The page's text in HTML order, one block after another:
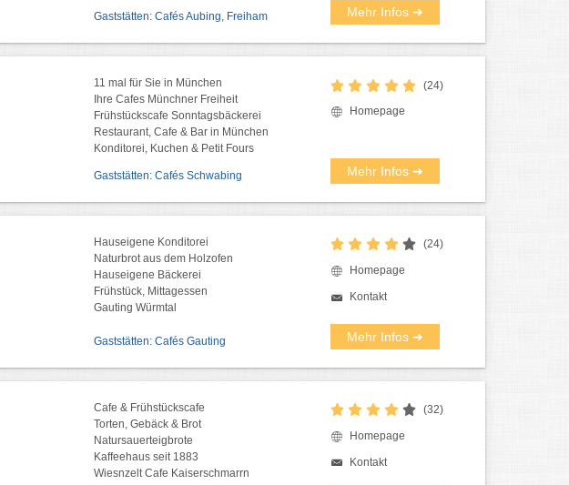
Gaststätten: Cafés Aubing, Freiham Mehr Infos ➜
11 mal für Sie in München
Ihre Cafes Münchner Freiheit
Frühstückscafe Sonntagsbäckerei
Restaurant, Cafe & Bar in München
Konditorei, Kuchen & Petit Fours
Gaststätten: Cafés Schwabing
(24)
Homepage
Mehr Infos ➜
Hauseigene Konditorei
Naturbrot aus dem Holzofen
Hauseigene Bäckerei
Frühstück, Mittagessen
Gauting Würmtal
Gaststätten: Cafés Gauting
(24)
Homepage
Kontakt
Mehr Infos ➜
Cafe & Frühstückscafe
Torten, Gebäck & Brot
Natursauerteigbrote
Kaffeehaus seit 1883
Wiesnzelt Cafe Kaiserschmarrn
(32)
Homepage
Kontakt